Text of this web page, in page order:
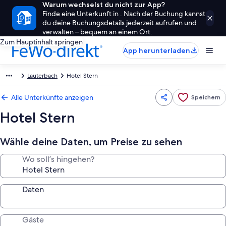
Warum wechselst du nicht zur App?
Finde eine Unterkunft in . Nach der Buchung kannst
du deine Buchungsdetails jederzeit aufrufen und
verwalten – bequem an einem Ort.
Zum Hauptinhalt springen
App herunterladen
Lauterbach Hotel Stern
Alle Unterkünfte anzeigen Speichern
Hotel Stern
Wähle deine Daten, um Preise zu sehen
Wo soll’s hingehen?
Daten
Gäste